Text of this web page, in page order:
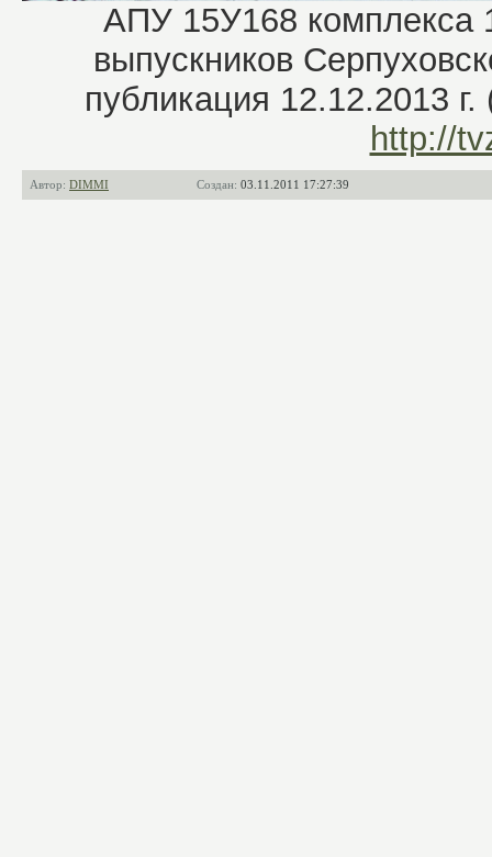
АПУ 15У168 комплекса
выпускников
публикация 12.12.2013
http://
Автор: DIMMI Создан: 03.11.2011 17:27:39